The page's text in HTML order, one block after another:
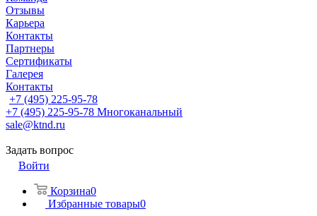
Отзывы
Карьера
Контакты
Партнеры
Сертификаты
Галерея
Контакты
+7 (495) 225-95-78
+7 (495) 225-95-78 Многоканальный
sale@ktnd.ru
Задать вопрос
Войти
Корзина0
Избранные товары0